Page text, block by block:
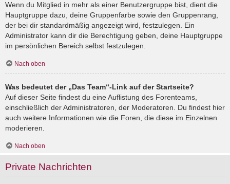
Wenn du Mitglied in mehr als einer Benutzergruppe bist, dient die
Hauptgruppe dazu, deine Gruppenfarbe sowie den Gruppenrang,
der bei dir standardmäßig angezeigt wird, festzulegen. Ein
Administrator kann dir die Berechtigung geben, deine Hauptgruppe
im persönlichen Bereich selbst festzulegen.
Nach oben
Was bedeutet der „Das Team“-Link auf der Startseite?
Auf dieser Seite findest du eine Auflistung des Forenteams,
einschließlich der Administratoren, der Moderatoren. Du findest hier
auch weitere Informationen wie die Foren, die diese im Einzelnen
moderieren.
Nach oben
Private Nachrichten